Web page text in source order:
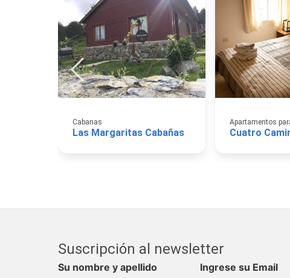
Cabanas
Las Margaritas Cabañas Cuatro
Suscripción al newsletter
Su nombre y apellido Ingrese su Email